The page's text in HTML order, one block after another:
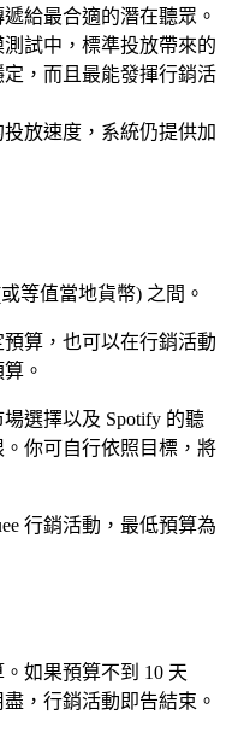
給最合適的潛在聽眾。
試中，標準投放帶來的
，而且最能發揮行銷活
放速度，系統仍提供加
等值當地貨幣) 之間。
算，也可以在行銷活動
。
選擇以及 Spotify 的聽
你可自行依照目標，將
行銷活動，最低預算為
如果預算不到 10 天
盡，行銷活動即告結束。